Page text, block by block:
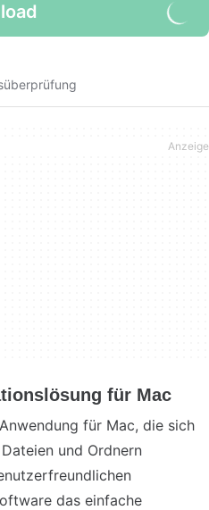
für Mac
für Mac, die sich
und Ordnern
das einfache